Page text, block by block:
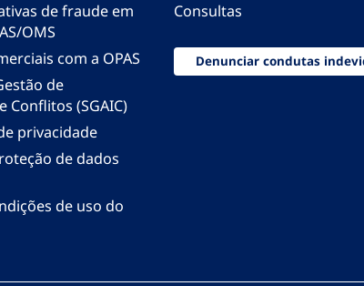
de fraude em
OMS
com a OPAS
de
Conflitos (SGAIC)
privacidade
de dados
de uso do
Consultas
Denunciar condutas